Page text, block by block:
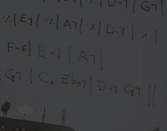
Construyendo líneas Walking en
acordes Maj7
Construyendo líneas Walking en
acordes m7
Construyendo líneas Walking en